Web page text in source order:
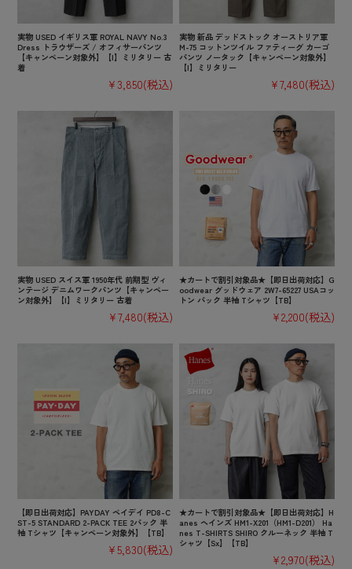
実物 USED イギリス軍 ROYAL NAVY No.3
Dress トラウザーズ / オフィサーパンツ
【キャンペーン対象外】【I】ミリタリー 古
着
¥3,850(税込)
実物 新品 デッドストック オーストリア軍
M-75 コットンツイル ファティーグ カーゴ
パンツ ノータック【キャンペーン対象外】
【I】ミリタリー
¥7,480(税込)
実物 USED スイス軍 1950年代 前期型 ヴィ
ンテージ デニムワークパンツ【キャンペー
ン対象外】【I】ミリタリー 古着
¥7,480(税込)
★カートで割引対象品★【即日出荷対応】G
oodwear グッドウェア 2W7-65227 USAコッ
トン パック 半袖 Tシャツ【TB】
¥2,200(税込)
【即日出荷対応】PAYDAY ペイデイ PD8-C
ST-5 STANDARD 2-PACK TEE 2パック 半
袖 Tシャツ【キャンペーン対象外】【TB】
¥5,830(税込)
★カートで割引対象品★【即日出荷対応】H
anes ヘインズ HM1-X201（HM1-D201） Ha
nes T-SHIRTS SHIRO クルーネック 半袖 T
シャツ【Sx】【TB】
¥2,970(税込)